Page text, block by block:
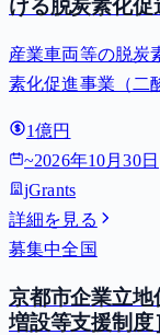
ける脱炭素化
産業車両等の脱炭
素化促進事業（二
1億円
~2026年10月30日
jGrants
詳細を見る
募集中全国
京都市企業立
増設等支援制度